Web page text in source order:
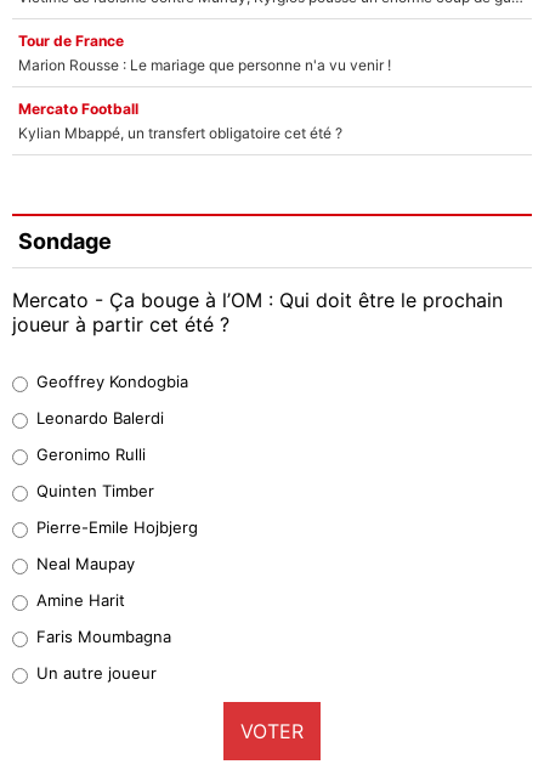
Tour de France
Marion Rousse : Le mariage que personne n'a vu venir !
Mercato Football
Kylian Mbappé, un transfert obligatoire cet été ?
Sondage
Mercato - Ça bouge à l’OM : Qui doit être le prochain
joueur à partir cet été ?
38%
32%
5%
1%
9%
Geoffrey Kondogbia
Leonardo Balerdi
Geronimo Rulli
Quinten Timber
Pierre-Emile Hojbjerg
Neal Maupay
Amine Harit
Faris Moumbagna
Un autre joueur
VOTER